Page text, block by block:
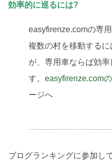
効率的に巡るには?
easyfirenze.comの専
複数の村を移動する
が、専用車ならば効
す。 easyfirenze.com
ージへ
ブログランキングに参加し